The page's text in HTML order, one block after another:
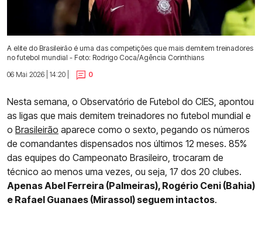
A elite do Brasileirão é uma das competições que mais demitem treinadores
no futebol mundial - Foto: Rodrigo Coca/Agência Corinthians
06 Mai 2026 | 14:20 |
0
Nesta semana, o Observatório de Futebol do CIES, apontou
as ligas que mais demitem treinadores no futebol mundial e
o Brasileirão aparece como o sexto, pegando os números
de comandantes dispensados nos últimos 12 meses. 85%
das equipes do Campeonato Brasileiro, trocaram de
técnico ao menos uma vezes, ou seja, 17 dos 20 clubes.
Apenas Abel Ferreira (Palmeiras), Rogério Ceni (Bahia)
e Rafael Guanaes (Mirassol) seguem intactos.